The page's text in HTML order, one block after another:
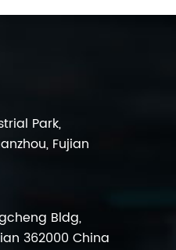
Baterías de plomo
garantizar un
interrupciones de
y rentabilidad. Según
de ascensores" (TSG
de mantenimiento de
quincenales,
incluidas las
de baterías. Ciclos
mantenimiento de las
sigue las
Park,
Fujian
Bldg,
362000 China